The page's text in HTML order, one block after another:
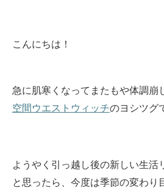
こんにちは！
急に肌寒くなってまたもや体調崩
空間ウエストウィッチのヨシツグ
ようやく引っ越し後の新しい生活
と思ったら、今度は季節の変わり